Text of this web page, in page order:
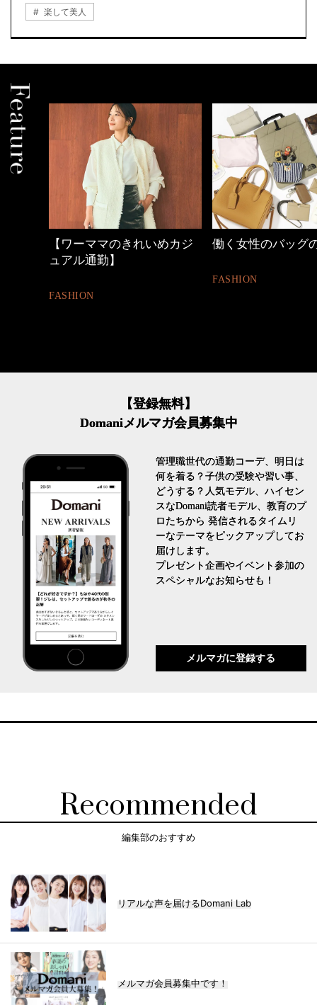
楽して美人
働く女性のバッグの中身 40代の小顔メイク
BEAUTY
【登録無料】
Domaniメルマガ会員募集中
管理職世代の通勤コーデ、明日は
何を着る？子供の受験や習い事、
どうする？人気モデル、ハイセン
スなDomani読者モデル、教育のプ
ロたちから 発信されるタイムリ
ーなテーマをピックアップしてお
届けします。
プレゼント企画やイベント参加の
スペシャルなお知らせも！
メルマガに登録する
Recommended
編集部のおすすめ
リアルな声を届けるDomani Lab
メルマガ会員募集中です！